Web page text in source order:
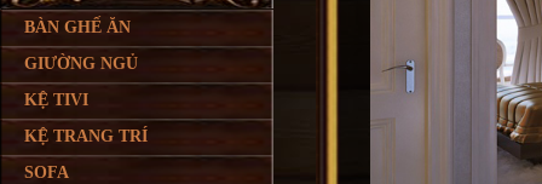
BÀN GHẾ ĂN
GIƯỜNG NGỦ
KỆ TIVI
KỆ TRANG TRÍ
SOFA